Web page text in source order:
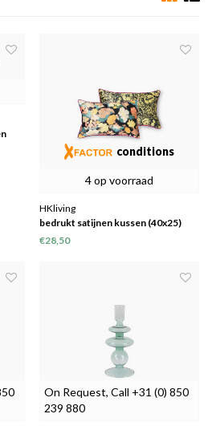
4 op voorraad
conditions
HKliving
bedrukt satijnen kussen (40x25)
€28,50
On Request, Call +31 (0) 850
239 880